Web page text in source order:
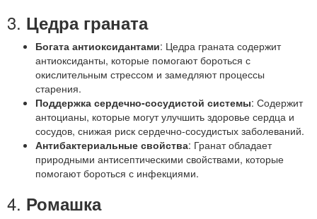
3. Цедра граната
Богата антиоксидантами: Цедра граната содержит
антиоксиданты, которые помогают бороться с
окислительным стрессом и замедляют процессы
старения.
Поддержка сердечно-сосудистой системы: Содержит
антоцианы, которые могут улучшить здоровье сердца и
сосудов, снижая риск сердечно-сосудистых заболеваний.
Антибактериальные свойства: Гранат обладает
природными антисептическими свойствами, которые
помогают бороться с инфекциями.
4. Ромашка